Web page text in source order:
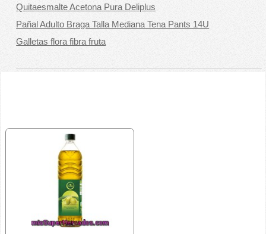
Quitaesmalte Acetona Pura Deliplus
Pañal Adulto Braga Talla Mediana Tena Pants 14U
Galletas flora fibra fruta